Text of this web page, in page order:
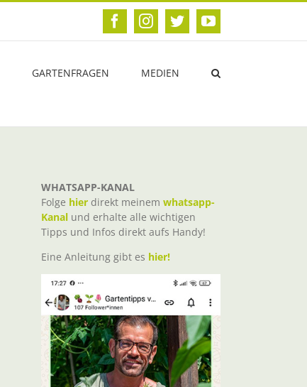
FacebookInstagram
TwitterYouTube
GARTENFRAGEN MEDIEN
WHATSAPP-KANAL
Folge hier direkt meinem whatsapp-
Kanal und erhalte alle wichtigen
Tipps und Infos direkt aufs Handy!
Eine Anleitung gibt es hier!